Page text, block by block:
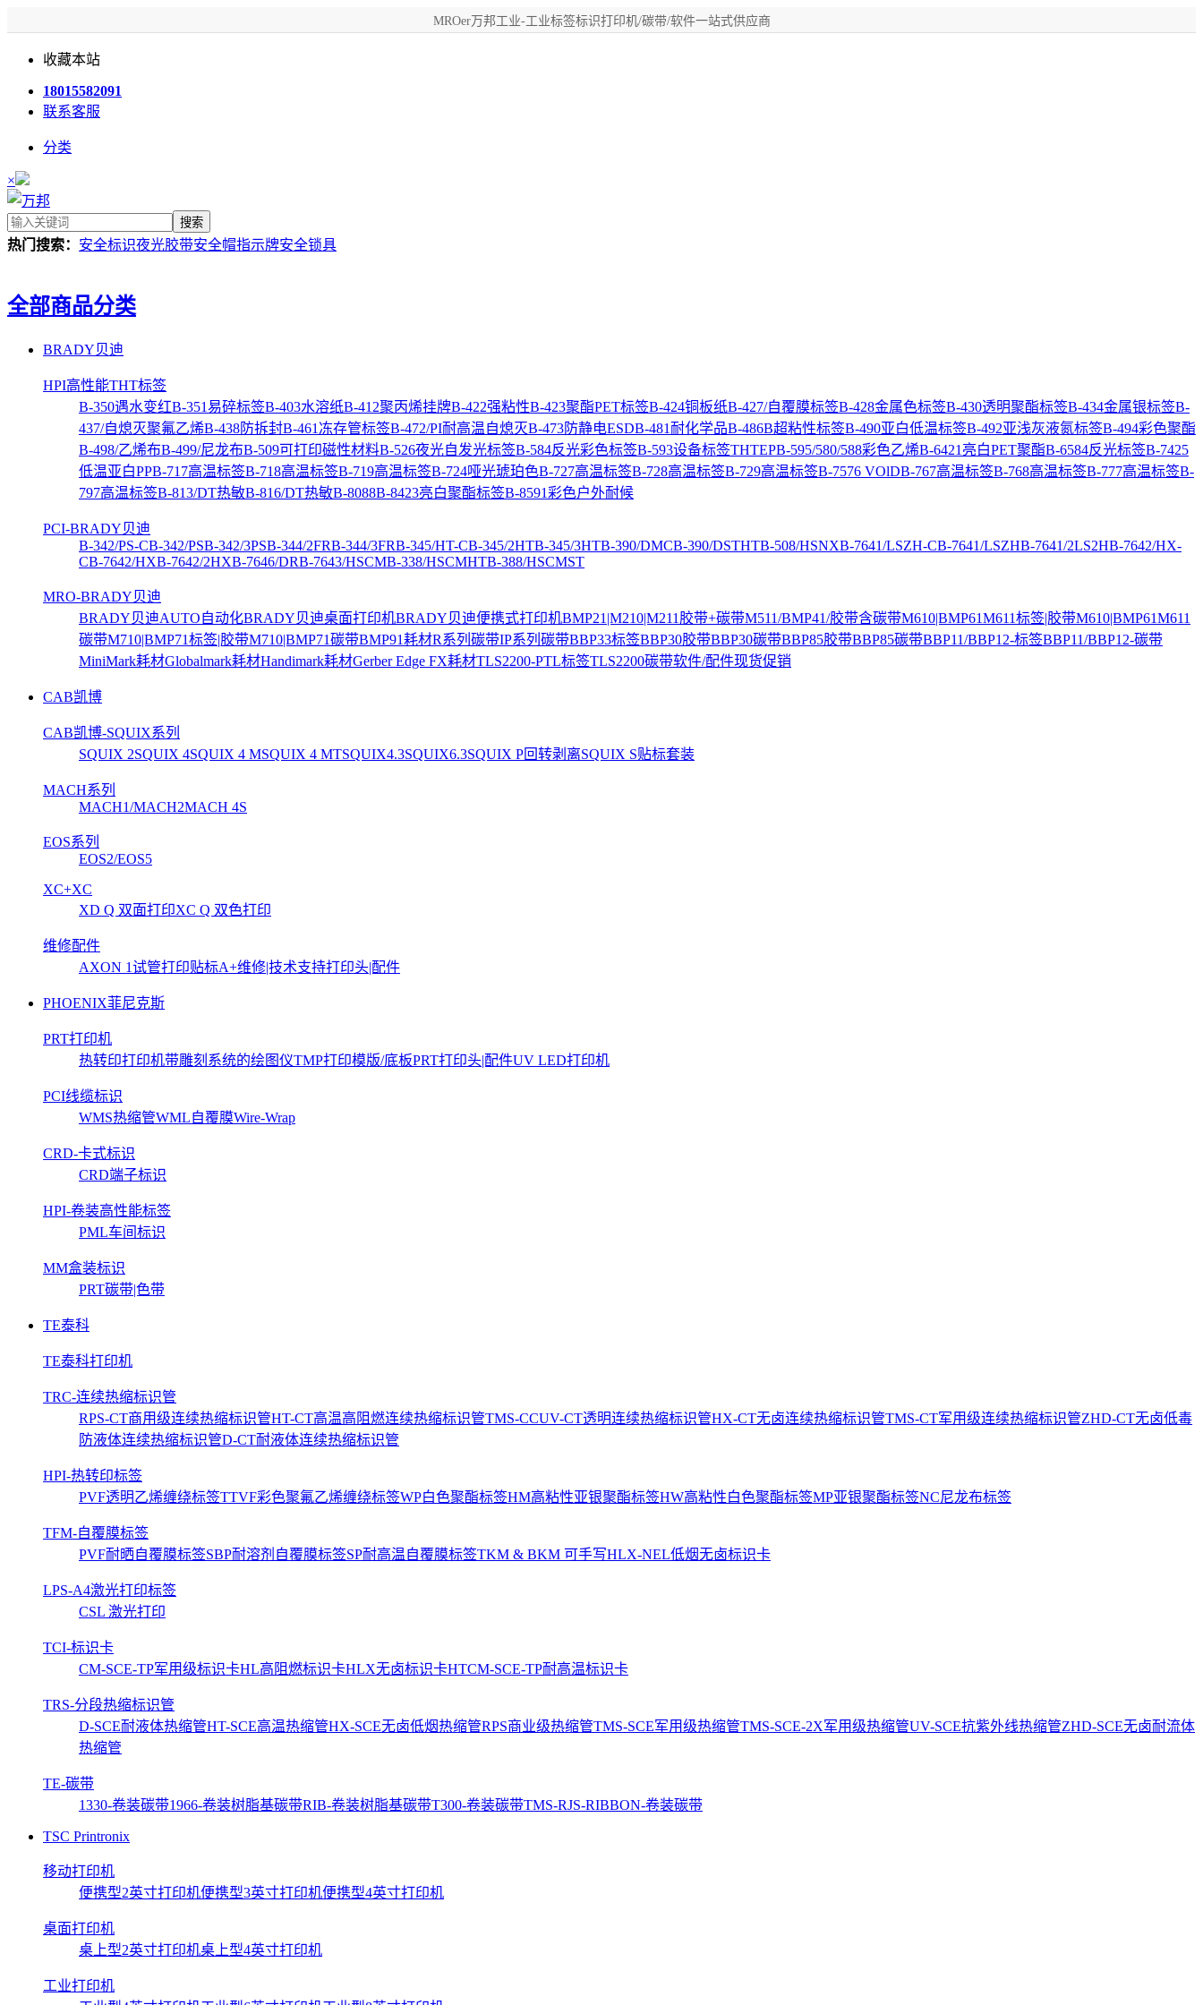
MROer万邦工业-工业标签标识打印机/碳带/软件一站式供应商
收藏本站
18015582091
联系客服
分类
×
搜索
热门搜索： 安全标识夜光胶带安全帽指示牌安全锁具
全部商品分类
BRADY贝迪
HPI高性能THT标签
B-350遇水变红B-351易碎标签B-403水溶纸B-412聚丙烯挂牌B-422强粘性B-423聚酯PET标签B-424铜板纸B-427/自覆膜标签B-428金属色标签B-430透明聚酯标签B-434金属银标签B-
437/自熄灭聚氟乙烯B-438防拆封B-461冻存管标签B-472/PI耐高温自熄灭B-473防静电ESDB-481耐化学品B-486B超粘性标签B-490亚白低温标签B-492亚浅灰液氮标签B-494彩色聚酯
B-498/乙烯布B-499/尼龙布B-509可打印磁性材料B-526夜光自发光标签B-584反光彩色标签B-593设备标签THTEPB-595/580/588彩色乙烯B-6421亮白PET聚酯B-6584反光标签B-7425
低温亚白PPB-717高温标签B-718高温标签B-719高温标签B-724哑光琥珀色B-727高温标签B-728高温标签B-729高温标签B-7576 VOlDB-767高温标签B-768高温标签B-777高温标签B-
797高温标签B-813/DT热敏B-816/DT热敏B-8088B-8423亮白聚酯标签B-8591彩色户外耐候
PCI-BRADY贝迪
B-342/PS-CB-342/PSB-342/3PSB-344/2FRB-344/3FRB-345/HT-CB-345/2HTB-345/3HTB-390/DMCB-390/DSTHTB-508/HSNXB-7641/LSZH-CB-7641/LSZHB-7641/2LS2HB-7642/HX-
CB-7642/HXB-7642/2HXB-7646/DRB-7643/HSCMB-338/HSCMHTB-388/HSCMST
MRO-BRADY贝迪
BRADY贝迪AUTO自动化BRADY贝迪桌面打印机BRADY贝迪便携式打印机BMP21|M210|M211胶带+碳带M511/BMP41/胶带含碳带M610|BMP61M611标签|胶带M610|BMP61M611
碳带M710|BMP71标签|胶带M710|BMP71碳带BMP91耗材R系列碳带IP系列碳带BBP33标签BBP30胶带BBP30碳带BBP85胶带BBP85碳带BBP11/BBP12-标签BBP11/BBP12-碳带
MiniMark耗材Globalmark耗材Handimark耗材Gerber Edge FX耗材TLS2200-PTL标签TLS2200碳带软件/配件现货促销
CAB凯博
CAB凯博-SQUIX系列
SQUIX 2SQUIX 4SQUIX 4 MSQUIX 4 MTSQUIX4.3SQUIX6.3SQUIX P回转剥离SQUIX S贴标套装
MACH系列
MACH1/MACH2MACH 4S
EOS系列
EOS2/EOS5
XC+XC
XD Q 双面打印XC Q 双色打印
维修配件
AXON 1试管打印贴标A+维修|技术支持打印头|配件
PHOENIX菲尼克斯
PRT打印机
热转印打印机带雕刻系统的绘图仪TMP打印模版/底板PRT打印头|配件UV LED打印机
PCI线缆标识
WMS热缩管WML自覆膜Wire-Wrap
CRD-卡式标识
CRD端子标识
HPI-卷装高性能标签
PML车间标识
MM盒装标识
PRT碳带|色带
TE泰科
TE泰科打印机
TRC-连续热缩标识管
RPS-CT商用级连续热缩标识管HT-CT高温高阻燃连续热缩标识管TMS-CCUV-CT透明连续热缩标识管HX-CT无卤连续热缩标识管TMS-CT军用级连续热缩标识管ZHD-CT无卤低毒
防液体连续热缩标识管D-CT耐液体连续热缩标识管
HPI-热转印标签
PVF透明乙烯缠绕标签TTVF彩色聚氟乙烯缠绕标签WP白色聚酯标签HM高粘性亚银聚酯标签HW高粘性白色聚酯标签MP亚银聚酯标签NC尼龙布标签
TFM-自覆膜标签
PVF耐晒自覆膜标签SBP耐溶剂自覆膜标签SP耐高温自覆膜标签TKM & BKM 可手写HLX-NEL低烟无卤标识卡
LPS-A4激光打印标签
CSL 激光打印
TCI-标识卡
CM-SCE-TP军用级标识卡HL高阻燃标识卡HLX无卤标识卡HTCM-SCE-TP耐高温标识卡
TRS-分段热缩标识管
D-SCE耐液体热缩管HT-SCE高温热缩管HX-SCE无卤低烟热缩管RPS商业级热缩管TMS-SCE军用级热缩管TMS-SCE-2X军用级热缩管UV-SCE抗紫外线热缩管ZHD-SCE无卤耐流体
热缩管
TE-碳带
1330-卷装碳带1966-卷装树脂基碳带RIB-卷装树脂基碳带T300-卷装碳带TMS-RJS-RIBBON-卷装碳带
TSC Printronix
移动打印机
便携型2英寸打印机便携型3英寸打印机便携型4英寸打印机
桌面打印机
桌上型2英寸打印机桌上型4英寸打印机
工业打印机